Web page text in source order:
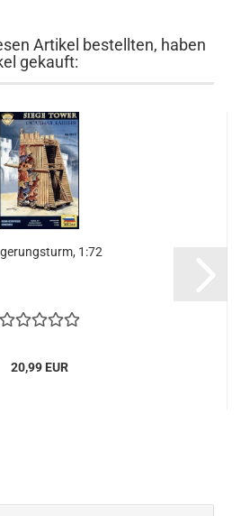
Artikel bestellten, haben
gekauft:
1:72
20,99 EUR